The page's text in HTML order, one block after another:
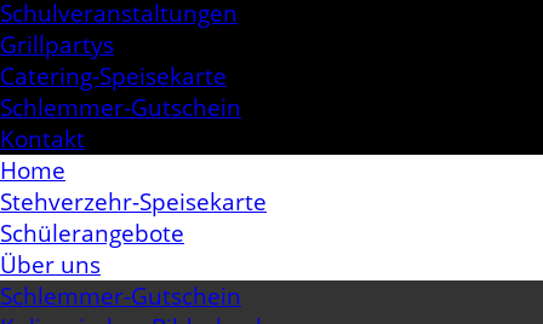
Schulveranstaltungen
Grillpartys
Catering-Speisekarte
Schlemmer-Gutschein
Kontakt
Home
Stehverzehr-Speisekarte
Schülerangebote
Über uns
Schlemmer-Gutschein